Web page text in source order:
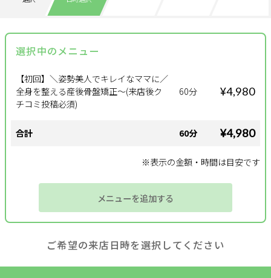
リラク・整体
スクール・
トレーニング
サービス
大人女子トピック ランキング
サポート
サイトマップ
運営会社
お知らせ
掲載のご案内
掲載の申込み
選択中のメニュー
【初回】＼姿勢美人でキレイなママに／
全身を整える産後骨盤矯正～(来店後ク
チコミ投稿必須)
60分 ¥4,980
合計 60分 ¥4,980
※表示の金額・時間は目安です
メニューを追加する
ご希望の来店日時を選択してください